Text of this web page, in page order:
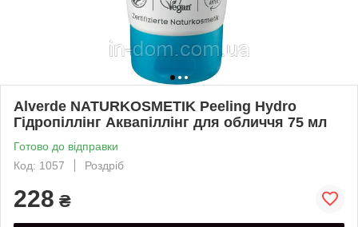
Alverde NATURKOSMETIK Peeling Hydro
Гідропіллінг Аквапіллінг для обличчя 75 мл
Готово до відправки
Код: 1057
Роздріб
228 ₴